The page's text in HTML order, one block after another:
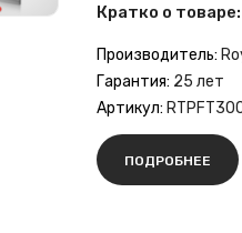
Кратко о товаре:
Производитель:
Гарантия: 25 лет
Артикул:
ПОДРОБНЕЕ